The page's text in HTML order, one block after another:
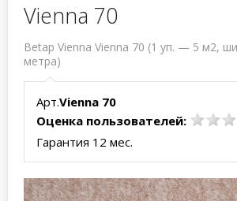
Vienna 70
Betap Vienna Vienna 70 (1 уп. — 5 м2,
метра)
Арт.Vienna 70
Оценка пользователей:
Гарантия 12 мес.